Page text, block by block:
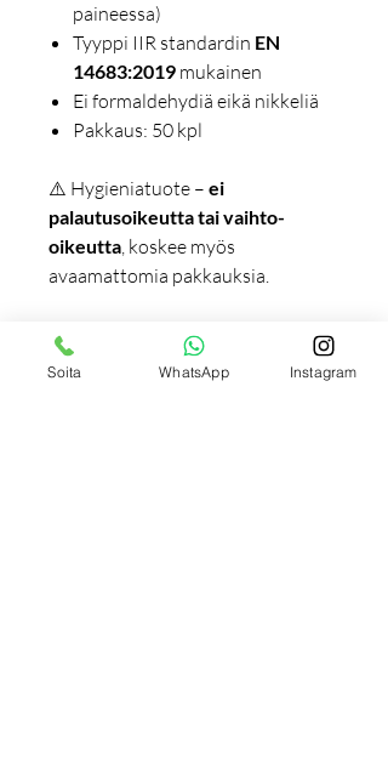
paineessa)
Tyyppi IIR standardin EN
14683:2019 mukainen
Ei formaldehydiä eikä nikkeliä
Pakkaus: 50 kpl
⚠️ Hygieniatuote – ei
palautusoikeutta tai vaihto-
oikeutta, koskee myös
avaamattomia pakkauksia.
Täydellinen
valinta
terveydenhuollon
Soita WhatsApp Instagram